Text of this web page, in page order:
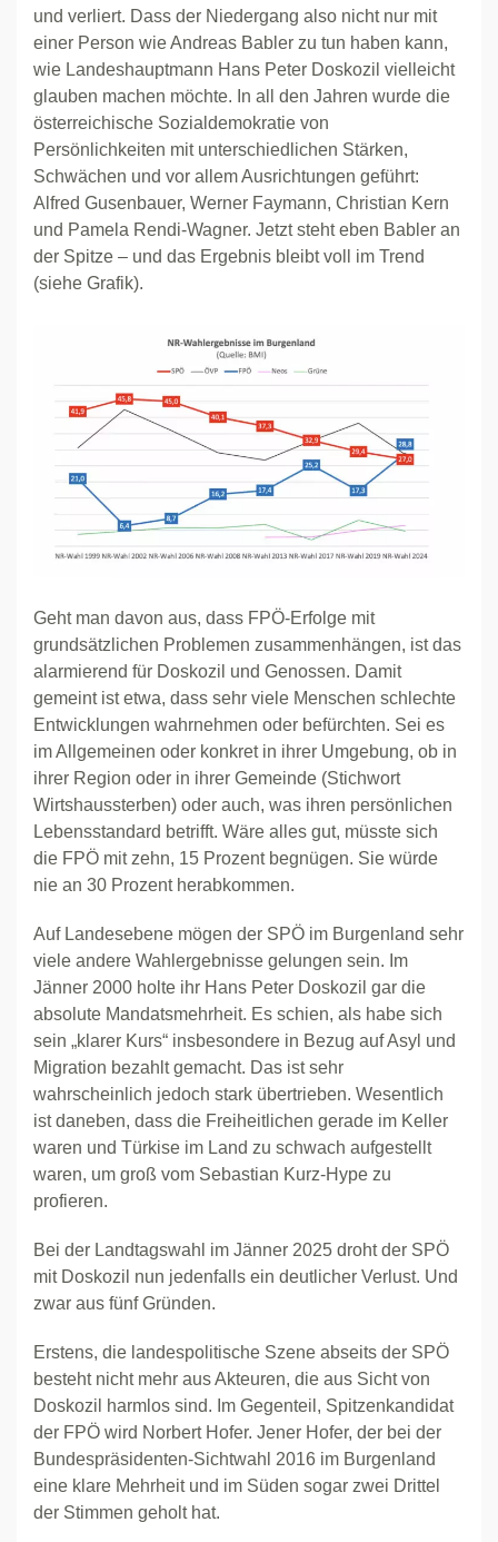
und verliert. Dass der Niedergang also nicht nur mit
einer Person wie Andreas Babler zu tun haben kann,
wie Landeshauptmann Hans Peter Doskozil vielleicht
glauben machen möchte. In all den Jahren wurde die
österreichische Sozialdemokratie von
Persönlichkeiten mit unterschiedlichen Stärken,
Schwächen und vor allem Ausrichtungen geführt:
Alfred Gusenbauer, Werner Faymann, Christian Kern
und Pamela Rendi-Wagner. Jetzt steht eben Babler an
der Spitze – und das Ergebnis bleibt voll im Trend
(siehe Grafik).
Geht man davon aus, dass FPÖ-Erfolge mit
grundsätzlichen Problemen zusammenhängen, ist das
alarmierend für Doskozil und Genossen. Damit
gemeint ist etwa, dass sehr viele Menschen schlechte
Entwicklungen wahrnehmen oder befürchten. Sei es
im Allgemeinen oder konkret in ihrer Umgebung, ob in
ihrer Region oder in ihrer Gemeinde (Stichwort
Wirtshaussterben) oder auch, was ihren persönlichen
Lebensstandard betrifft. Wäre alles gut, müsste sich
die FPÖ mit zehn, 15 Prozent begnügen. Sie würde
nie an 30 Prozent herabkommen.
Auf Landesebene mögen der SPÖ im Burgenland sehr
viele andere Wahlergebnisse gelungen sein. Im
Jänner 2000 holte ihr Hans Peter Doskozil gar die
absolute Mandatsmehrheit. Es schien, als habe sich
sein „klarer Kurs“ insbesondere in Bezug auf Asyl und
Migration bezahlt gemacht. Das ist sehr
wahrscheinlich jedoch stark übertrieben. Wesentlich
ist daneben, dass die Freiheitlichen gerade im Keller
waren und Türkise im Land zu schwach aufgestellt
waren, um groß vom Sebastian Kurz-Hype zu
profieren.
Bei der Landtagswahl im Jänner 2025 droht der SPÖ
mit Doskozil nun jedenfalls ein deutlicher Verlust. Und
zwar aus fünf Gründen.
Erstens, die landespolitische Szene abseits der SPÖ
besteht nicht mehr aus Akteuren, die aus Sicht von
Doskozil harmlos sind. Im Gegenteil, Spitzenkandidat
der FPÖ wird Norbert Hofer. Jener Hofer, der bei der
Bundespräsidenten-Sichtwahl 2016 im Burgenland
eine klare Mehrheit und im Süden sogar zwei Drittel
der Stimmen geholt hat.